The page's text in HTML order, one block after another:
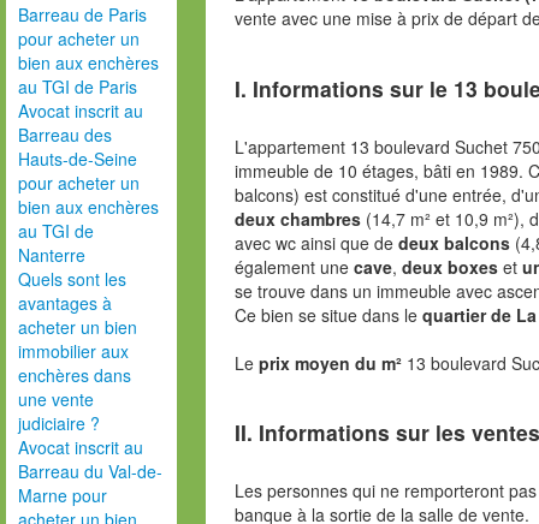
Barreau de Paris
pour acheter un
bien aux enchères
au TGI de Paris
Avocat inscrit au
Barreau des
Hauts-de-Seine
pour acheter un
bien aux enchères
au TGI de
Nanterre
Quels sont les
avantages à
acheter un bien
immobilier aux
enchères dans
une vente
judiciaire ?
Avocat inscrit au
Barreau du Val-de-
Marne pour
acheter un bien
vente avec une mise à prix de départ
I. Informations sur le 13
L'appartement 13 boulevard Suchet
immeuble de 10 étages, bâti en 1989.
balcons) est constitué d'une entrée,
deux chambres(14,7 m² et 10,9 m²),
avec wc ainsi que de deux balcons
également une cave, deux boxeset
se trouve dans un immeuble avec
Ce bien se situe dans le quartier de
Le prix moyen du m² 13 boulevard
II. Informations sur les
Les personnes qui ne remporteront
banque à la sortie de la salle de vente.